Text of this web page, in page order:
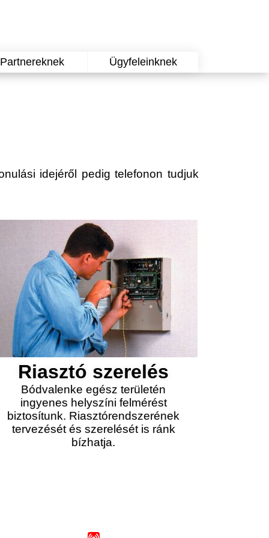
Partnereknek Ügyfeleinknek
idejéről pedig telefonon tudjuk
Riasztó szerelés
Bódvalenke egész területén
ingyenes helyszíni felmérést
biztosítunk. Riasztórendszerének
tervezését és szerelését is ránk
bízhatja.